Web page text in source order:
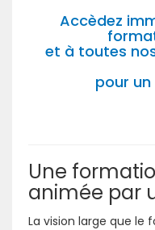
Accèdez
et à toutes
pour
Une
animée par
La vision large que le